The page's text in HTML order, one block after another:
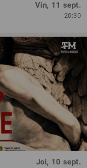
Vin, 11 sept.
20:30
Joi, 10 sept.